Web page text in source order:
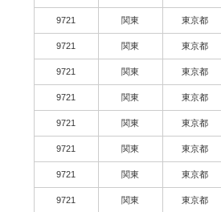
9721 関東 東京都
9721 関東 東京都
9721 関東 東京都
9721 関東 東京都
9721 関東 東京都
9721 関東 東京都
9721 関東 東京都
9721 関東 東京都